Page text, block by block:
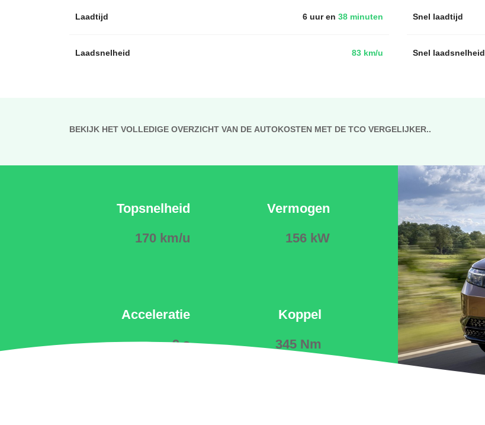
Laadtijd 6 uur en 38 minuten
Laadsnelheid 83 km/u
Snel laadtijd
Snel laadsnelheid
BEKIJK HET VOLLEDIGE OVERZICHT VAN DE AUTOKOSTEN MET DE TCO VERGELIJKER..
Topsnelheid
170 km/u
Acceleratie
9 s
Vermogen
156 kW
Koppel
345 Nm